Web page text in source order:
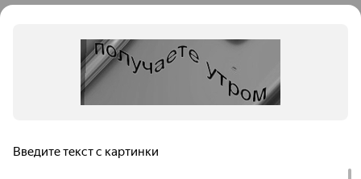
Карьера
Обращаем Ваше внимание на то, что данный сайт носит
исключительно информационный характер и ни при каких
выражает Согласие об использовании файлов